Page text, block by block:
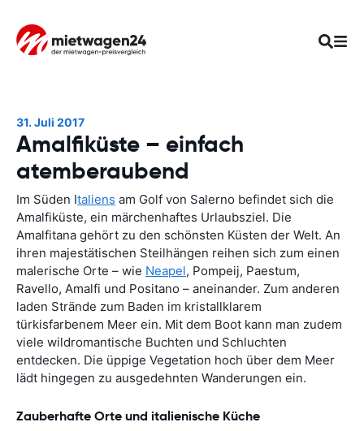
31. Juli 2017
Amalfiküste – einfach
atemberaubend
Im Süden Italiens am Golf von Salerno befindet sich die
Amalfiküste, ein märchenhaftes Urlaubsziel. Die
Amalfitana gehört zu den schönsten Küsten der Welt. An
ihren majestätischen Steilhängen reihen sich zum einen
malerische Orte – wie Neapel, Pompeij, Paestum,
Ravello, Amalfi und Positano – aneinander. Zum anderen
laden Strände zum Baden im kristallklarem
türkisfarbenem Meer ein. Mit dem Boot kann man zudem
viele wildromantische Buchten und Schluchten
entdecken. Die üppige Vegetation hoch über dem Meer
lädt hingegen zu ausgedehnten Wanderungen ein.
Zauberhafte Orte und italienische Küche